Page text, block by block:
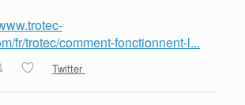
fr/trotec/comment-fonctionnent-l...
Twitter